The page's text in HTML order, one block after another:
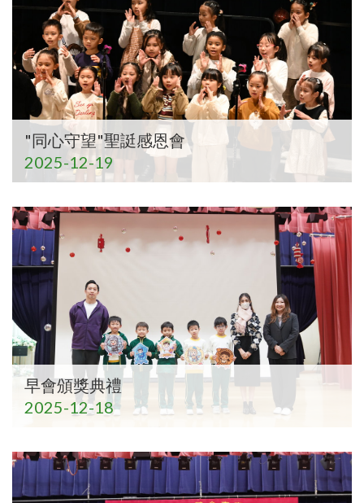
"同心守望"聖誔感恩會
2025-12-19
早會頒獎典禮
2025-12-18